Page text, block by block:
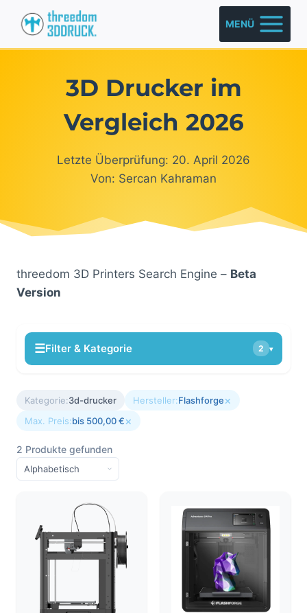
Inhalt
springen
MENÜ
3D Drucker im
Vergleich 2026
Letzte Überprüfung: 20. April 2026
Von: Sercan Kahraman
threedom 3D Printers Search Engine – Beta
Version
☰Filter & Kategorie 2 ▾
Kategorie:3d-drucker Hersteller:Flashforge×
Max. Preis:bis 500,00 €×
2 Produkte gefunden